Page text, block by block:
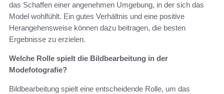
das Schaffen einer angenehmen Umgebung, in der sich das
Model wohlfühlt. Ein gutes Verhältnis und eine positive
Herangehensweise können dazu beitragen, die besten
Ergebnisse zu erzielen.
Welche Rolle spielt die Bildbearbeitung in der
Modefotografie?
Bildbearbeitung spielt eine entscheidende Rolle, um das